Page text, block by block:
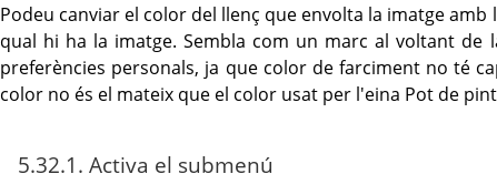
Podeu canviar el color del llenç que envolta la imatge
qual hi ha la imatge. Sembla com un marc al voltant
preferències personals, ja que color de farciment no té
color no és el mateix que el color usat per l'eina Pot de
5.32.1. Activa el submenú